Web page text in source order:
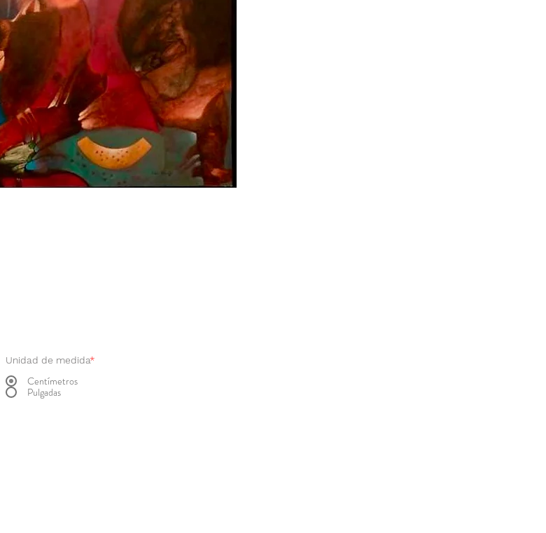
Unidad de medida*
Centímetros
Pulgadas